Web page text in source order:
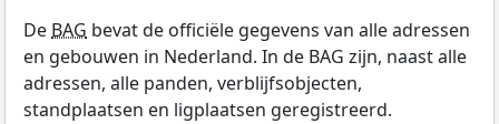
De BAG bevat de officiële gegevens van alle adressen
en gebouwen in Nederland. In de BAG zijn, naast alle
adressen, alle panden, verblijfsobjecten,
standplaatsen en ligplaatsen geregistreerd.